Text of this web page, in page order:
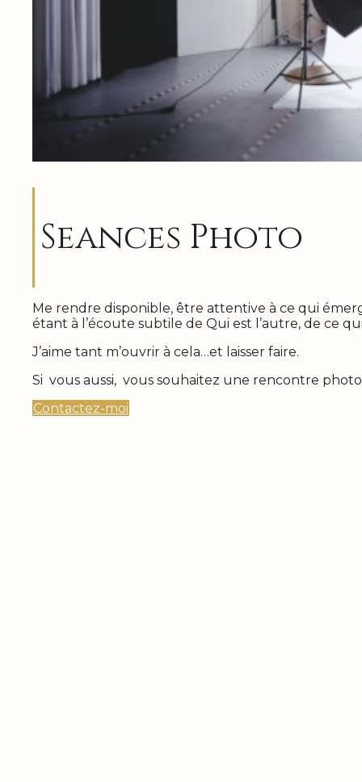
Seances Photo
Me rendre disponible, être attentive à ce qui
étant à l’écoute subtile de Qui est l’autre, de ce
J’aime tant m’ouvrir à cela…et laisser faire.
Si vous aussi, vous souhaitez une rencontre
Contactez-moi